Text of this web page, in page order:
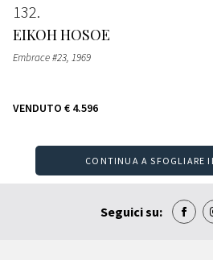
132
EIKOH HOSOE
Embrace #23, 1969
VENDUTO € 4.596
CONTINUA A SFOGLIARE
Seguici su: